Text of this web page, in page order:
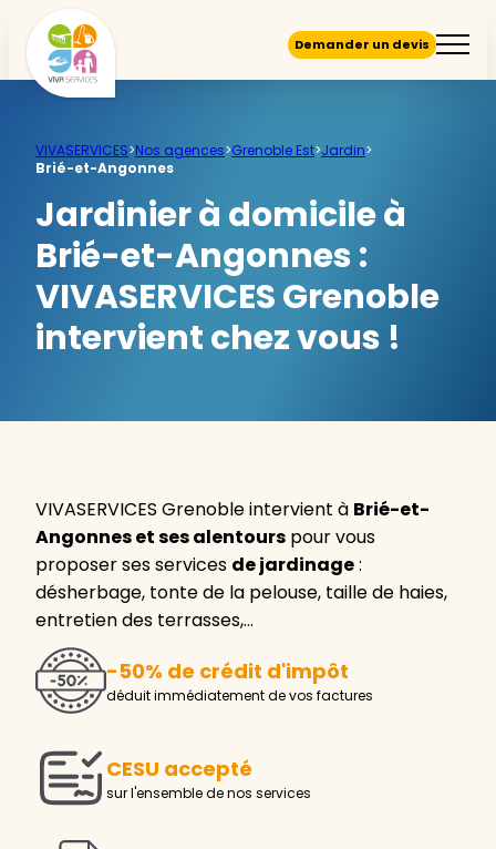
Demander un devis
VIVASERVICES>Nos agences>Grenoble Est>Jardin>
Brié-et-Angonnes
Jardinier à domicile à
Brié-et-Angonnes :
VIVASERVICES Grenoble
intervient chez vous !
VIVASERVICES Grenoble intervient à Brié-et-
Angonnes et ses alentours pour vous
proposer ses services de jardinage:
désherbage, tonte de la pelouse, taille de haies,
entretien des terrasses,…
-50% de crédit d'impôt
déduit immédiatement de vos factures
CESU accepté
sur l'ensemble de nos services